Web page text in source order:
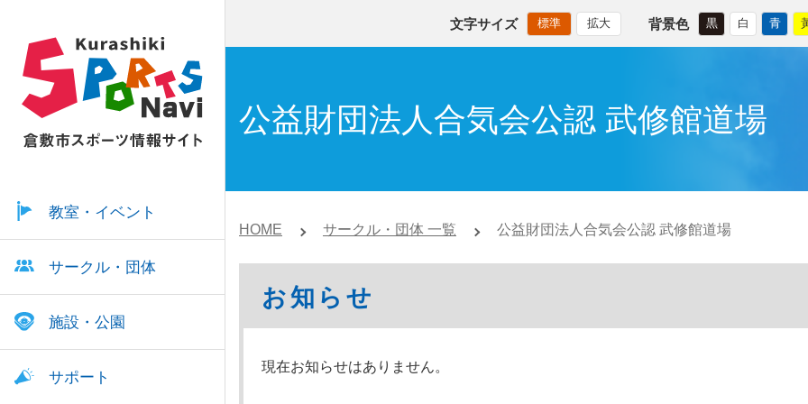
教室・イベント
サークル・団体
施設・公園
サポート
文字サイズ 標準 拡大 背景色 黒 白 青
公益財団法人合気会公認 武修館道場
HOME サークル・団体 一覧 公益財団法人合気会公認 武修館道場
お知らせ
現在お知らせはありません。